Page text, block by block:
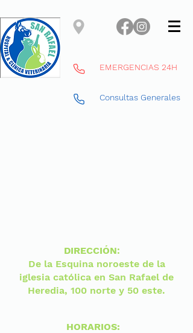
EMERGENCIAS 24H
Consultas Generales
DIRECCIÓN:
De la Esquina noroeste de la
iglesia católica en San Rafael de
Heredia, 100 norte y 50 este.
HORARIOS: